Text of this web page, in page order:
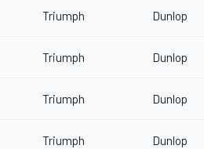
Triumph Dunlop
Triumph Dunlop
Triumph Dunlop
Triumph Dunlop